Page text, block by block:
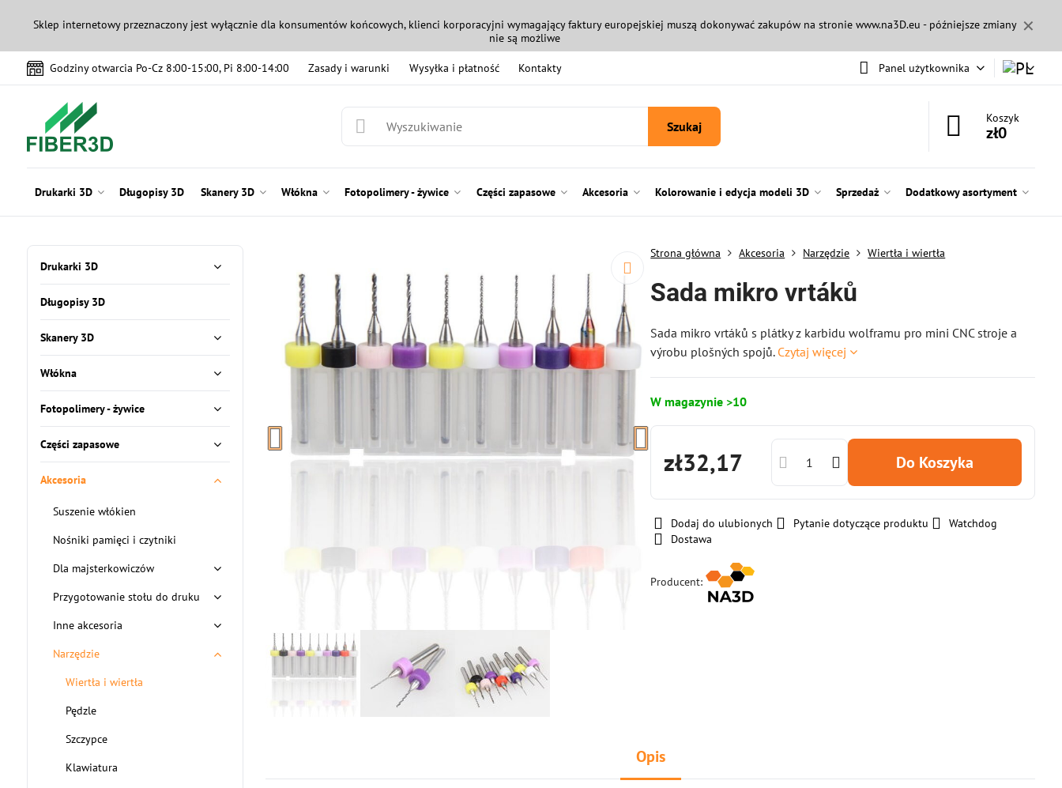
✕
Sklep internetowy przeznaczony jest wyłącznie dla konsumentów końcowych, klienci korporacyjni wymagający faktury europejskiej muszą dokonywać zakupów na stronie www.na3D.eu - późniejsze zmiany
nie są możliwe
Godziny otwarcia Po-Cz 8:00-15:00, Pi 8:00-14:00 Zasady i warunki Wysyłka i płatność Kontakty Panel użytkownika
Szukaj
Koszyk
zł0
Drukarki 3D Długopisy 3D Skanery 3D Włókna Fotopolimery - żywice Części zapasowe Akcesoria Kolorowanie i edycja modeli 3D Sprzedaż Dodatkowy asortyment
Strona główna Akcesoria Narzędzie Wiertła i wiertła
Sada mikro vrtáků
Sada mikro vrtáků s plátky z karbidu wolframu pro mini CNC stroje a
výrobu plošných spojů. Czytaj więcej
W magazynie >10
zł32,17 Do Koszyka
Dodaj do ulubionych Pytanie dotyczące produktu
Watchdog
Dostawa
Producent:
Opis
Drukarki 3D
Długopisy 3D
Skanery 3D
Włókna
Fotopolimery - żywice
Części zapasowe
Akcesoria
Suszenie włókien
Nośniki pamięci i czytniki
Dla majsterkowiczów
Przygotowanie stołu do druku
Inne akcesoria
Narzędzie
Wiertła i wiertła
Pędzle
Szczypce
Klawiatura